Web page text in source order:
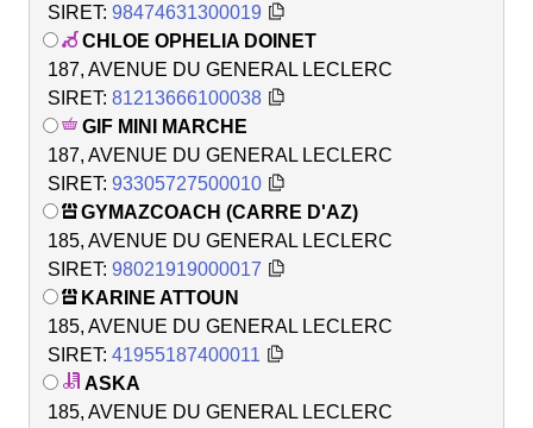
SIRET: 98474631300019
CHLOE OPHELIA DOINET
187, AVENUE DU GENERAL LECLERC
SIRET: 81213666100038
GIF MINI MARCHE
187, AVENUE DU GENERAL LECLERC
SIRET: 93305727500010
GYMAZCOACH (CARRE D'AZ)
185, AVENUE DU GENERAL LECLERC
SIRET: 98021919000017
KARINE ATTOUN
185, AVENUE DU GENERAL LECLERC
SIRET: 41955187400011
ASKA
185, AVENUE DU GENERAL LECLERC